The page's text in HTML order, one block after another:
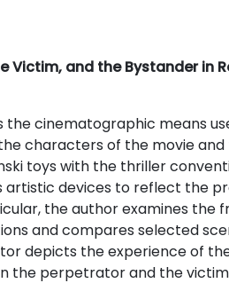
Victim, and the Bystander in
the cinematographic means
characters of the movie
toys with the thriller
artistic devices to reflect the
the author examines the
and compares selected
depicts the experience of
the perpetrator and the